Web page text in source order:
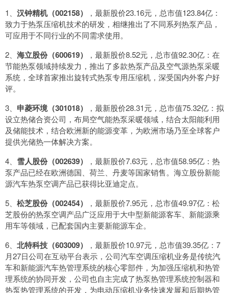
1、 汉钟精机（002158）
，最新股价23.16元，总市值123.84亿：
致力于热泵压缩机技术的研发，相继推出了不同系列热泵产品，
可应用于不同行业的不同需求使用。
2、 海立股份（600619）
，最新股价8.52元，总市值92.30亿：在
节能热泵领域持续发力，推出了多款热泵产品及空气源热泵采暖
系统，全球首家推出旋转式热泵专用压缩机，深受国内外客户好
评。
3、 申菱环境（301018）
，最新股价28.31元，总市值75.32亿：拟
设立热储合资公司，布局空气能热泵采暖领域，结合太阳能利用
及储能技术，结合欧洲新的能源变革，为欧洲市场乃至全球客户
提供光储热一体解决方案。
4、 雪人股份（002639）
，最新股价7.63元，总市值58.95亿：热
泵产品已经在欧洲德国、荷兰、丹麦等国家销售。海立股份新能
源汽车热泵空调产品已获得比亚迪定点。
5、 松芝股份（002454）
，最新股价7.95元，总市值49.97亿：松
芝股份的热泵空调产品广泛应用于大中型新能源客车、新能源乘
用车等领域，已配套国内主要新能源车企。
6、 北特科技（603009）
，最新股价10.97元，总市值39.35亿：7
月27日公司在互动平台表示，公司汽车空调压缩机业务是传统汽
车和新能源汽车热管理系统的核心零部件，为加强压缩机和热管
理系统的协同开发，公司也自主完成了热泵热管理系统控制器和
热泵热管理系统的开发，为电动压缩机业务快速发展和后期热管